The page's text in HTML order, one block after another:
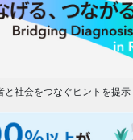
と社会をつなぐヒントを提示